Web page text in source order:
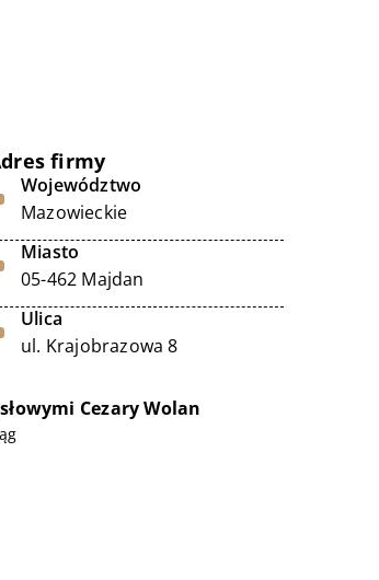
firmy
Województwo
Mazowieckie
Miasto
05-462 Majdan
Ulica
ul. Krajobrazowa 8
Cezary Wolan